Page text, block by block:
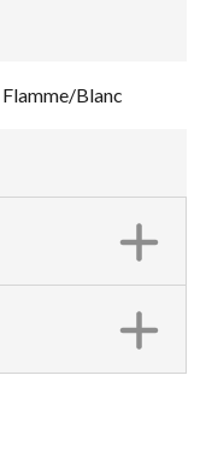
Blanc